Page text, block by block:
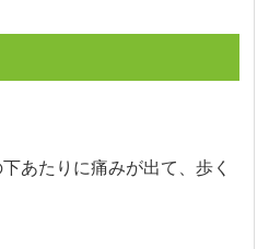
あたりに痛みが出て、歩く